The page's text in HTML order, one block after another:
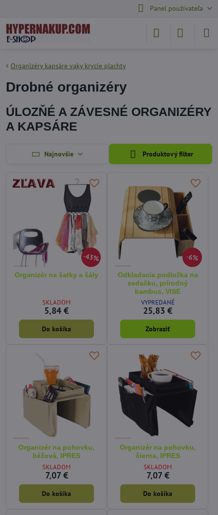
Panel používateľa
Organizéry kapsáre vaky krycie plachty
Drobné organizéry
ÚLOZŇÉ A ZÁVESNÉ ORGANIZÉRY
A KAPSÁRE
Najnovšie Produktový filter
43%
Organizér na šatky a šály
SKLADOM
5,84 €
Do košíka
6%
Odkladacia podložka na
sedačku, prírodný
bambus, VISE
VYPREDANÉ
25,83 €
Zobraziť
Organizér na pohovku,
béžová, IPRES
SKLADOM
7,07 €
Do košíka
Organizér na pohovku,
čierna, IPRES
SKLADOM
7,07 €
Do košíka